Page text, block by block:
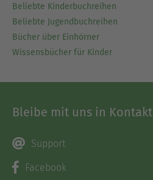
Beliebte Kinderbuchreihen
Beliebte Jugendbuchreihen
Bücher über Einhörner
Wissensbücher für Kinder
Bleibe mit uns in Kontakt
Support
Facebook